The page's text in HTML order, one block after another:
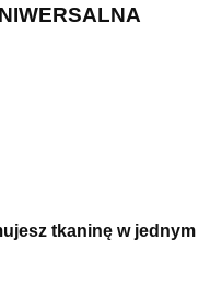
tkaninę w jednym